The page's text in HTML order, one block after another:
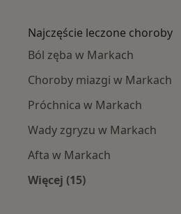
Najczęście leczone choroby
Ból zęba w Markach
Choroby miazgi w Markach
Próchnica w Markach
Wady zgryzu w Markach
Afta w Markach
Więcej (15)